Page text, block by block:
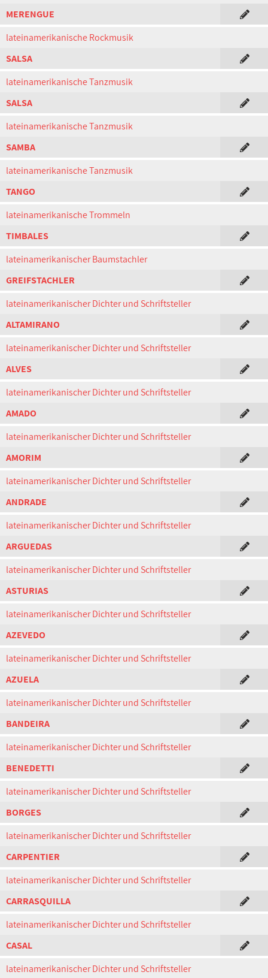
MERENGUE
lateinamerikanische Rockmusik
SALSA
lateinamerikanische Tanzmusik
SALSA
lateinamerikanische Tanzmusik
SAMBA
lateinamerikanische Tanzmusik
TANGO
lateinamerikanische Trommeln
TIMBALES
lateinamerikanischer Baumstachler
GREIFSTACHLER
lateinamerikanischer Dichter und Schriftsteller
ALTAMIRANO
lateinamerikanischer Dichter und Schriftsteller
ALVES
lateinamerikanischer Dichter und Schriftsteller
AMADO
lateinamerikanischer Dichter und Schriftsteller
AMORIM
lateinamerikanischer Dichter und Schriftsteller
ANDRADE
lateinamerikanischer Dichter und Schriftsteller
ARGUEDAS
lateinamerikanischer Dichter und Schriftsteller
ASTURIAS
lateinamerikanischer Dichter und Schriftsteller
AZEVEDO
lateinamerikanischer Dichter und Schriftsteller
AZUELA
lateinamerikanischer Dichter und Schriftsteller
BANDEIRA
lateinamerikanischer Dichter und Schriftsteller
BENEDETTI
lateinamerikanischer Dichter und Schriftsteller
BORGES
lateinamerikanischer Dichter und Schriftsteller
CARPENTIER
lateinamerikanischer Dichter und Schriftsteller
CARRASQUILLA
lateinamerikanischer Dichter und Schriftsteller
CASAL
lateinamerikanischer Dichter und Schriftsteller